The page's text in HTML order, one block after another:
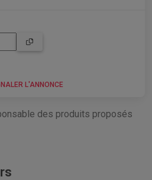
L'ANNONCE
des produits proposés